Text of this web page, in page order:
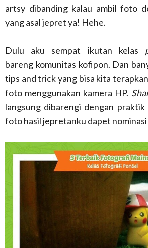
artsy dibanding kalau ambil foto
yang asal jepret ya! Hehe.
Dulu aku sempat ikutan kelas
bareng komunitas kofipon. Dan
tips and trick yang bisa kita
foto menggunakan kamera HP.
langsung dibarengi dengan praktik
foto hasil jepretanku dapet